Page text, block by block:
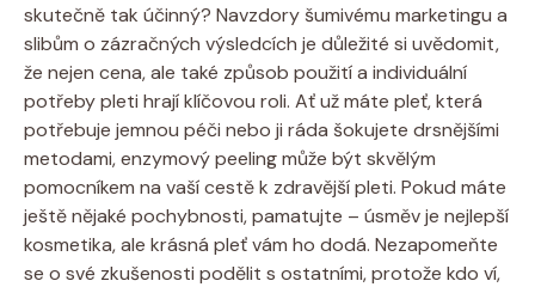
skutečně tak účinný? Navzdory šumivému marketingu a
slibům o zázračných výsledcích je důležité si uvědomit,
že nejen cena, ale také způsob použití a individuální
potřeby pleti hrají klíčovou roli. Ať už máte pleť, která
potřebuje jemnou péči nebo ji ráda šokujete drsnějšími
metodami, enzymový peeling může být skvělým
pomocníkem na vaší cestě k zdravější pleti. Pokud máte
ještě nějaké pochybnosti, pamatujte – úsměv je nejlepší
kosmetika, ale krásná pleť vám ho dodá. Nezapomeňte
se o své zkušenosti podělit s ostatními, protože kdo ví,